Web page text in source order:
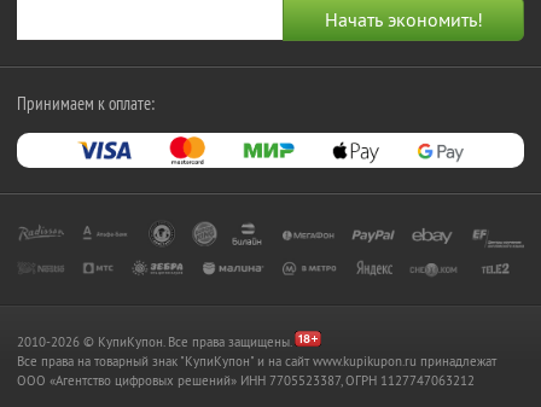
Принимаем к оплате:
2010-2026 © КупиКупон. Все права защищены.
Все права на товарный знак "КупиКупон" и на сайт www.kupikupon.ru принадлежат
OOO «Агентство цифровых решений» ИНН 7705523387, ОГРН 1127747063212